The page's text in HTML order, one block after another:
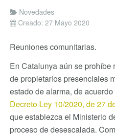
Novedades
Creado: 27 Mayo 2020
Reuniones comunitarias.
En Catalunya aún se
de propietarios presenciales
estado de alarma, de
Decreto Ley 10/2020, de 27
que establezca el Ministerio
proceso de desescalada.